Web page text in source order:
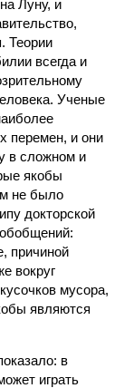
Луну, и
Теории
всегда и
Ученые
перемен, и они
в сложном и
якобы
не было
докторской
причиной
вокруг
мусора,
являются
в
играть